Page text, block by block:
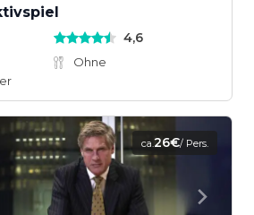
4,6
Ohne
ca.26€/ Pers.